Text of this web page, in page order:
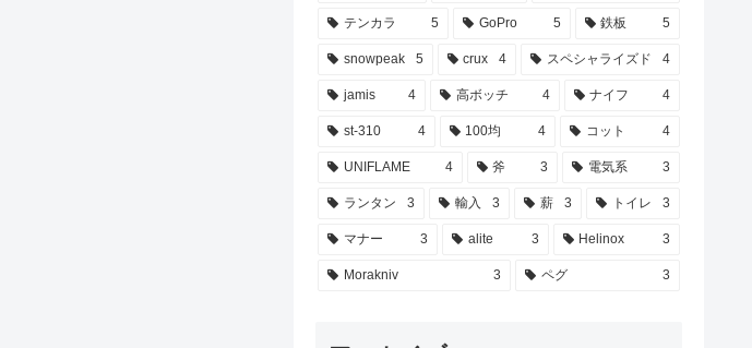
テンカラ 5 GoPro 5 鉄板 5
snowpeak 5 crux 4 スペシャライズド 4
jamis 4 高ボッチ 4 ナイフ 4
st-310 4 100均 4 コット 4
UNIFLAME 4 斧 3 電気系 3
ランタン 3 輸入 3 薪 3 トイレ 3
マナー 3 alite 3 Helinox 3
Morakniv 3 ペグ 3